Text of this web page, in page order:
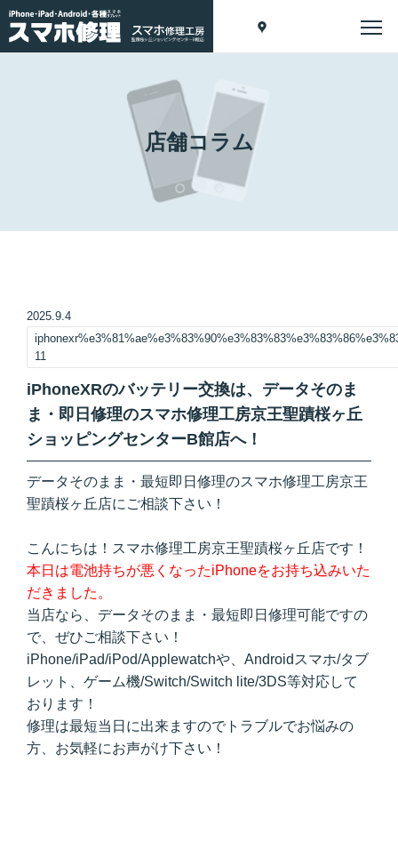
店舗コラム
2025.9.4
11
iPhoneXRのバッテリー交換は、データそのま
ま・即日修理のスマホ修理工房京王聖蹟桜ヶ丘
ショッピングセンターB館店へ！
データそのまま・最短即日修理のスマホ修理工房京王
聖蹟桜ヶ丘店にご相談下さい！
こんにちは！スマホ修理工房京王聖蹟桜ヶ丘店です！
本日は電池持ちが悪くなったiPhoneをお持ち込みいた
だきました。
当店なら、データそのまま・最短即日修理可能ですの
で、ぜひご相談下さい！
iPhone/iPad/iPod/Applewatchや、Androidスマホ/タブ
レット、ゲーム機/Switch/Switch lite/3DS等対応して
おります！
修理は最短当日に出来ますのでトラブルでお悩みの
方、お気軽にお声がけ下さい！